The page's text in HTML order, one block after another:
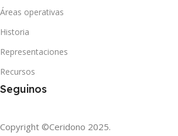
Áreas operativas
Historia
Representaciones
Recursos
Seguinos
Copyright ©Ceridono 2025.